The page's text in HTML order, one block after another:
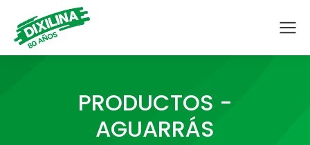
PRODUCTOS -
AGUARRÁS